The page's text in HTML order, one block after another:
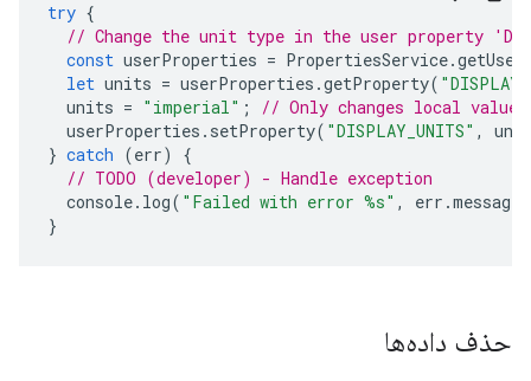
try {
// Change the unit type in the user property
const userProperties = PropertiesService.
let units = userProperties .getProperty(
units = "imperial" ;
// Only changes local
userProperties . setProperty( "DISPLAY_UNITS" ,
} catch (err)
{
// TODO (developer) - Handle exception
console. log( "Failed with error %s" , err .message
}
حذف داده‌ها